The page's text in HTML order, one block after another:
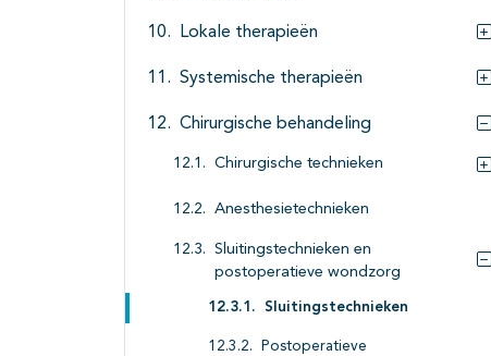
Lokale therapieën
Systemische therapieën
Chirurgische behandeling
Chirurgische technieken
Anesthesietechnieken
Sluitingstechnieken en
postoperatieve wondzorg
Sluitingstechnieken
Postoperatieve